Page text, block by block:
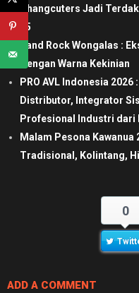
Changcuters Jadi
65
Band Rock Wongalas :
Dengan Warna Kekinian
PRO AVL Indonesia
Distributor, Integrator
Profesional Industri dari
Malam Pesona
Tradisional, Kolintang,
0
ADD A COMMENT